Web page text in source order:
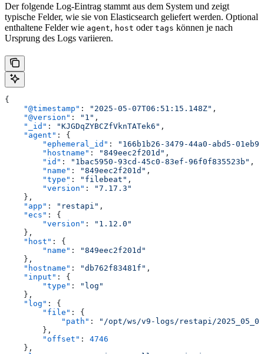
Der folgende Log-Eintrag stammt aus dem System und zeigt
typische Felder, wie sie von Elasticsearch geliefert werden. Optional
enthaltene Felder wie agent, host oder tags können je nach
Ursprung des Logs variieren.
{
    "@timestamp"
: "2025-05-07T06:51:15.148Z" ,
    "@version"
: "1" ,
    "_id"
: "KJGDqZYBCZfVknTATek6" ,
    "agent"
: {
        "ephemeral_id"
:
"166b1b26-3479-44a0-abd5-
        "hostname"
: "849eec2f201d" ,
        "id"
: "1bac5950-93cd-45c0-83ef-96f0f835523b" ,
        "name"
: "849eec2f201d" ,
        "type"
: "filebeat" ,
        "version"
:
"7.17.3"
    },
    "app"
: "restapi" ,
    "ecs"
: {
        "version"
:
"1.12.0"
    },
    "host"
: {
        "name"
:
"849eec2f201d"
    },
    "hostname"
: "db762f83481f" ,
    "input"
: {
        "type"
:
"log"
    },
    "log"
: {
        "file"
: {
            "path"
:
"/opt/ws/v9-logs/restapi/
        },
        "offset"
: 4746
    },